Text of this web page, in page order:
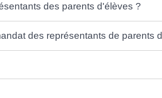
des parents d'élèves ?
des représentants de parents